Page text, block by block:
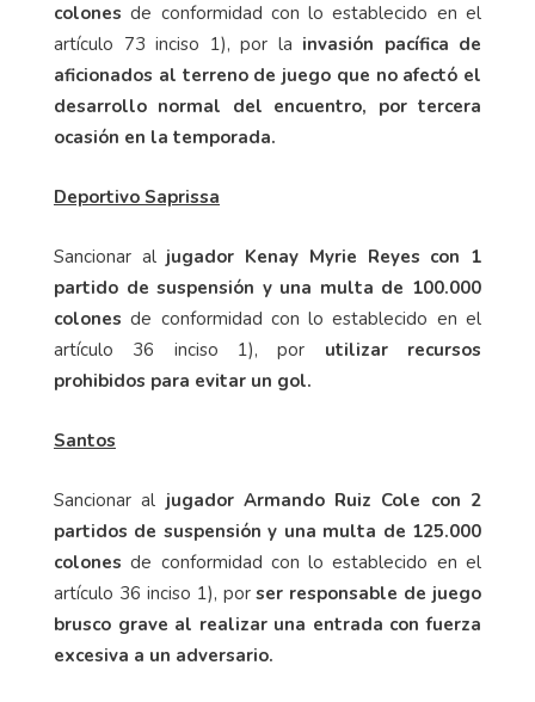
colones de conformidad con lo establecido en el
artículo 73 inciso 1), por la invasión pacífica de
aficionados al terreno de juego que no afectó el
desarrollo normal del encuentro, por tercera
ocasión en la temporada.
Deportivo Saprissa
Sancionar al jugador Kenay Myrie Reyes con 1
partido de suspensión y una multa de 100.000
colones de conformidad con lo establecido en el
artículo 36 inciso 1), por utilizar recursos
prohibidos para evitar un gol.
Santos
Sancionar al jugador Armando Ruiz Cole con 2
partidos de suspensión y una multa de 125.000
colones de conformidad con lo establecido en el
artículo 36 inciso 1), porser responsable de juego
brusco grave al realizar una entrada con fuerza
excesiva a un adversario.